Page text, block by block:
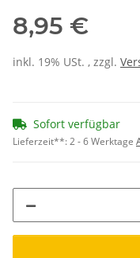
8,95 €
inkl. 19% USt. , zzgl.
Sofort verfügbar
Lieferzeit**:2 - 6 Werktage